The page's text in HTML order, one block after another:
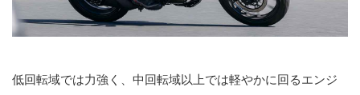
低回転域では力強く、中回転域以上では軽やかに回るエンジ